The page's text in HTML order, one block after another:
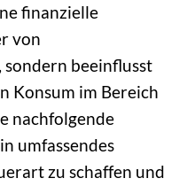
finanzielle
von
beeinflusst
Konsum im Bereich
nachfolgende
umfassendes
zu schaffen und